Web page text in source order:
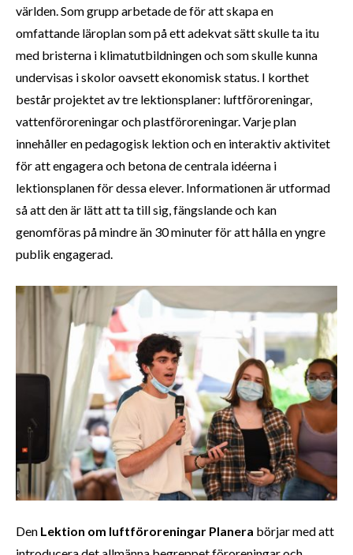
världen. Som grupp arbetade de för att skapa en
omfattande läroplan som på ett adekvat sätt skulle ta itu
med bristerna i klimatutbildningen och som skulle kunna
undervisas i skolor oavsett ekonomisk status. I korthet
består projektet av tre lektionsplaner: luftföroreningar,
vattenföroreningar och plastföroreningar. Varje plan
innehåller en pedagogisk lektion och en interaktiv aktivitet
för att engagera och betona de centrala idéerna i
lektionsplanen för dessa elever. Informationen är utformad
så att den är lätt att ta till sig, fängslande och kan
genomföras på mindre än 30 minuter för att hålla en yngre
publik engagerad.
Den Lektion om luftföroreningar Planera börjar med att